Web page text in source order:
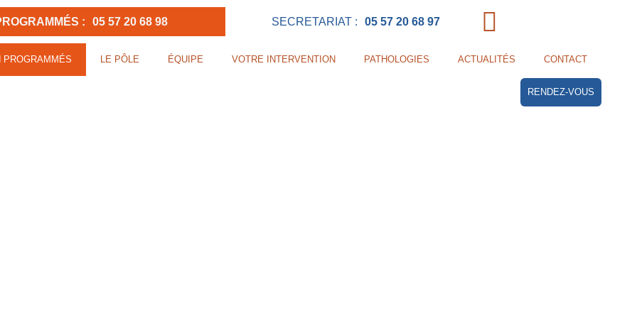
: 05 57 20 68 98 SECRETARIAT : 05 57 20 68 97
PROGRAMMÉS LE PÔLE ÉQUIPE VOTRE INTERVENTION PATHOLOGIES ACTUALITÉS CONTACT
RENDEZ-VOUS